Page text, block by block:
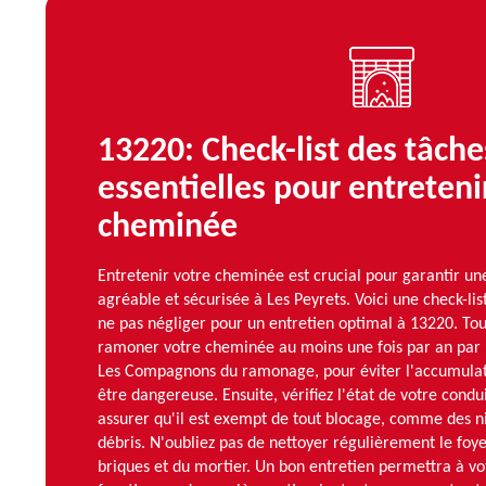
13220: Check-list des
essentielles pour
cheminée
Entretenir votre cheminée est crucial pour garantir
agréable et sécurisée à Les Peyrets. Voici une check-
ne pas négliger pour un entretien optimal à 13220.
ramoner votre cheminée au moins une fois par an
Les Compagnons du ramonage, pour éviter
être dangereuse. Ensuite, vérifiez l'état de votre
assurer qu'il est exempt de tout blocage, comme des
débris. N'oubliez pas de nettoyer régulièrement le
briques et du mortier. Un bon entretien permettra à